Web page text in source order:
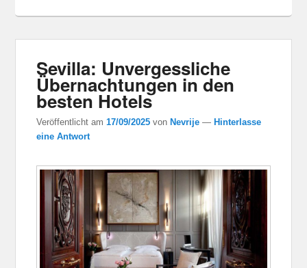
Sevilla: Unvergessliche
Übernachtungen in den
besten Hotels
Veröffentlicht am17/09/2025 von Nevrije — Hinterlasse
eine Antwort